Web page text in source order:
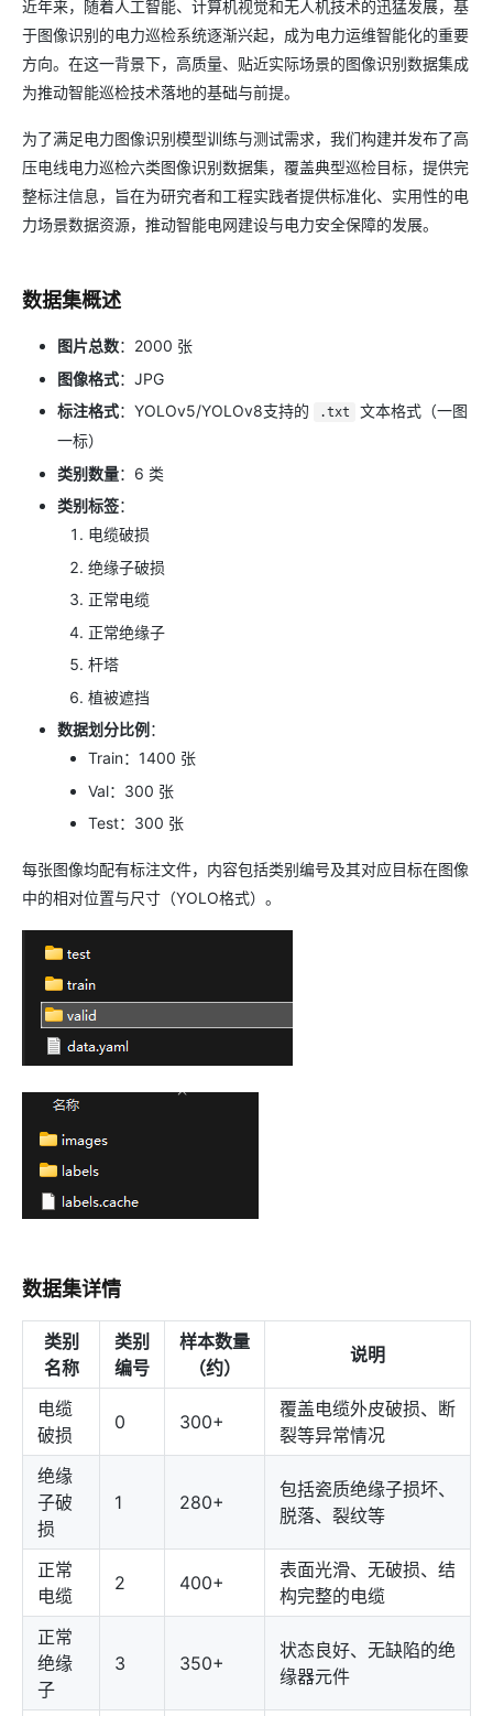
近年来，随着人工智能、计算机视觉和无人机技术的迅猛发展，基
于图像识别的电力巡检系统逐渐兴起，成为电力运维智能化的重要
方向。在这一背景下，高质量、贴近实际场景的图像识别数据集成
为推动智能巡检技术落地的基础与前提。
为了满足电力图像识别模型训练与测试需求，我们构建并发布了高
压电线电力巡检六类图像识别数据集，覆盖典型巡检目标，提供完
整标注信息，旨在为研究者和工程实践者提供标准化、实用性的电
力场景数据资源，推动智能电网建设与电力安全保障的发展。
数据集概述
图片总数：2000 张
图像格式：JPG
标注格式：YOLOv5/YOLOv8支持的 .txt
文本格式（一图
一标）
类别数量：6 类
类别标签：
电缆破损
绝缘子破损
正常电缆
正常绝缘子
杆塔
植被遮挡
数据划分比例 ：
Train：1400 张
Val：300 张
Test：300 张
每张图像均配有标注文件，内容包括类别编号及其对应目标在图像
中的相对位置与尺寸（YOLO格式）。
数据集详情
类别
名称
类别
编号
样本数量
（约）
说明
电缆
破损
0 300+
覆盖电缆外皮破损、断
裂等异常情况
绝缘
子破
损
1 280+
包括瓷质绝缘子损坏、
脱落、裂纹等
正常
电缆
2 400+
表面光滑、无破损、结
构完整的电缆
正常
绝缘
子
3 350+
状态良好、无缺陷的绝
缘器元件